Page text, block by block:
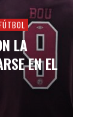
LA
EN EL